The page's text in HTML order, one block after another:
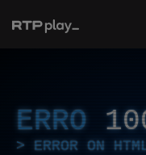
ERRO
ERROR ON